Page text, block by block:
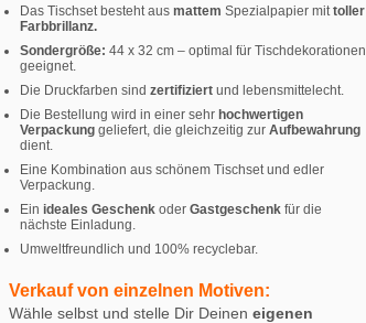
Das Tischset besteht aus mattem Spezialpapier mittoller
Farbbrillanz.
Sondergröße: 44 x 32 cm – optimal für Tischdekorationen
geeignet.
Die Druckfarben sind zertifiziert und lebensmittelecht.
Die Bestellung wird in einer sehr hochwertigen
Verpackung geliefert, die gleichzeitig zur Aufbewahrung
dient.
Eine Kombination aus schönem Tischset und edler
Verpackung.
Ein ideales Geschenk oder Gastgeschenk für die
nächste Einladung.
Umweltfreundlich und 100% recyclebar.
Verkauf von einzelnen Motiven:
Wähle selbst und stelle Dir Deinen eigenen